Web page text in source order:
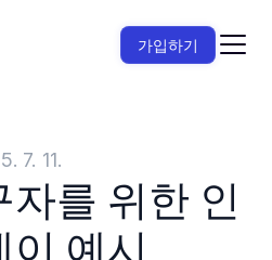
가입하기
7. 11.
를 위한 인
이 예시